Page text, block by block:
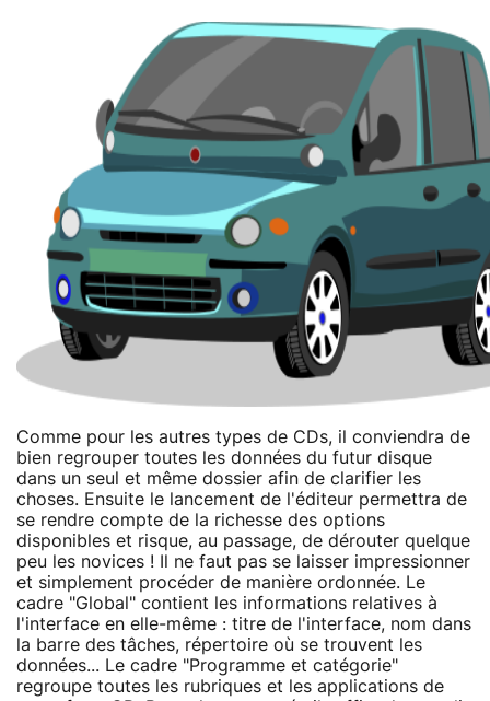
Comme pour les autres types de CDs, il conviendra de
bien regrouper toutes les données du futur disque
dans un seul et même dossier afin de clarifier les
choses. Ensuite le lancement de l'éditeur permettra de
se rendre compte de la richesse des options
disponibles et risque, au passage, de dérouter quelque
peu les novices ! Il ne faut pas se laisser impressionner
et simplement procéder de manière ordonnée. Le
cadre "Global" contient les informations relatives à
l'interface en elle-même : titre de l'interface, nom dans
la barre des tâches, répertoire où se trouvent les
données... Le cadre "Programme et catégorie"
regroupe toutes les rubriques et les applications de